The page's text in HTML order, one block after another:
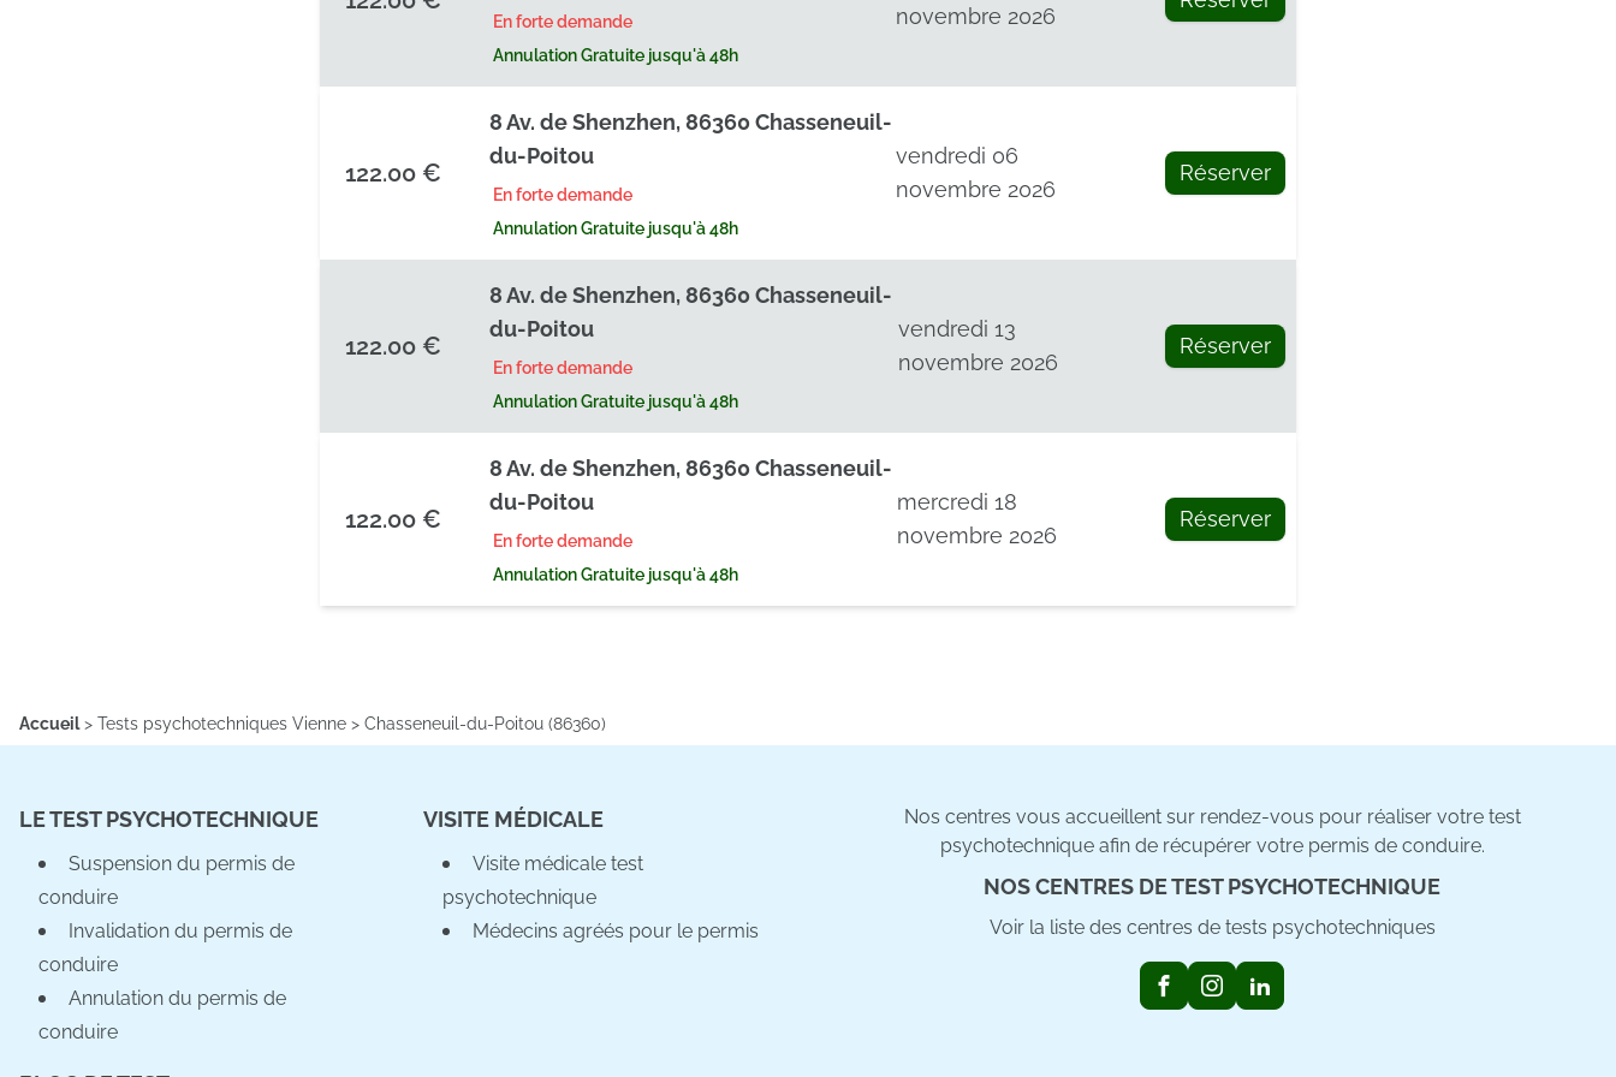
En forte demande
Annulation Gratuite jusqu'à 48h
novembre 2026
122.00 €
8 Av. de Shenzhen, 86360 Chasseneuil-
du-Poitou
En forte demande
Annulation Gratuite jusqu'à 48h
vendredi 06
novembre 2026
Réserver
122.00 €
8 Av. de Shenzhen, 86360 Chasseneuil-
du-Poitou
En forte demande
Annulation Gratuite jusqu'à 48h
vendredi 13
novembre 2026
Réserver
122.00 €
8 Av. de Shenzhen, 86360 Chasseneuil-
du-Poitou
En forte demande
Annulation Gratuite jusqu'à 48h
mercredi 18
novembre 2026
Réserver
Accueil> Tests psychotechniques Vienne > Chasseneuil-du-Poitou (86360)
LE TEST PSYCHOTECHNIQUE
Suspension du permis de
conduire
Invalidation du permis de
conduire
Annulation du permis de
conduire
VISITE MÉDICALE
Visite médicale test
psychotechnique
Médecins agréés pour le permis
Nos centres vous accueillent sur rendez-vous pour réaliser votre test
psychotechnique afin de récupérer votre permis de conduire.
NOS CENTRES DE TEST PSYCHOTECHNIQUE
Voir la liste des centres de tests psychotechniques